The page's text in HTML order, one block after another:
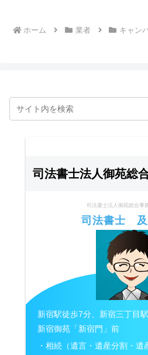
ホーム 業者 キャン
司法書士法人御苑総
司法書士法人御苑総合事
司法書士 及
新宿駅徒歩7分、新宿三丁目
新宿御苑「新宿門」前
・相続（遺言・遺産分割・遺